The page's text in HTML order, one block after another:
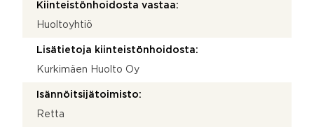
Kiinteistönhoidosta vastaa:
Huoltoyhtiö
Lisätietoja kiinteistönhoidosta:
Kurkimäen Huolto Oy
Isännöitsijätoimisto:
Retta